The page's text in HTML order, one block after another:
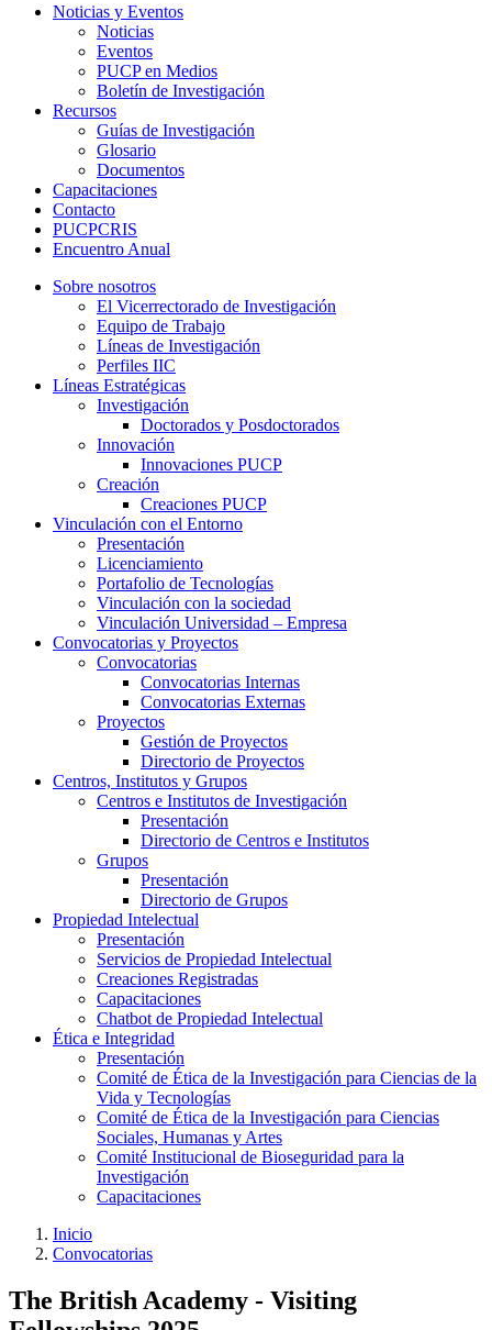
Noticias y Eventos
Noticias
Eventos
PUCP en Medios
Boletín de Investigación
Recursos
Guías de Investigación
Glosario
Documentos
Capacitaciones
Contacto
PUCPCRIS
Encuentro Anual
Sobre nosotros
El Vicerrectorado de Investigación
Equipo de Trabajo
Líneas de Investigación
Perfiles IIC
Líneas Estratégicas
Investigación
Doctorados y Posdoctorados
Innovación
Innovaciones PUCP
Creación
Creaciones PUCP
Vinculación con el Entorno
Presentación
Licenciamiento
Portafolio de Tecnologías
Vinculación con la sociedad
Vinculación Universidad – Empresa
Convocatorias y Proyectos
Convocatorias
Convocatorias Internas
Convocatorias Externas
Proyectos
Gestión de Proyectos
Directorio de Proyectos
Centros, Institutos y Grupos
Centros e Institutos de Investigación
Presentación
Directorio de Centros e Institutos
Grupos
Presentación
Directorio de Grupos
Propiedad Intelectual
Presentación
Servicios de Propiedad Intelectual
Creaciones Registradas
Capacitaciones
Chatbot de Propiedad Intelectual
Ética e Integridad
Presentación
Comité de Ética de la Investigación para Ciencias de la
Vida y Tecnologías
Comité de Ética de la Investigación para Ciencias
Sociales, Humanas y Artes
Comité Institucional de Bioseguridad para la
Investigación
Capacitaciones
Inicio
Convocatorias
The British Academy - Visiting